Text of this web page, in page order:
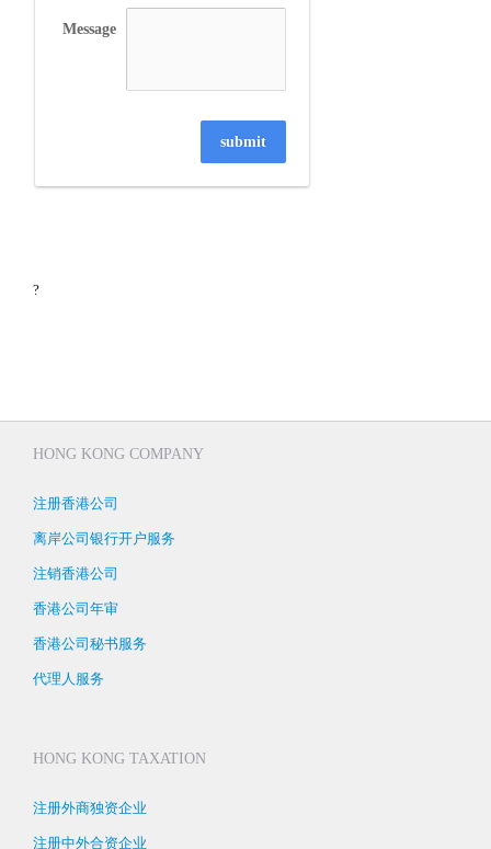
Message
submit
?
HONG KONG COMPANY
注册香港公司
离岸公司银行开户服务
注销香港公司
香港公司年审
香港公司秘书服务
代理人服务
HONG KONG TAXATION
注册外商独资企业
注册中外合资企业